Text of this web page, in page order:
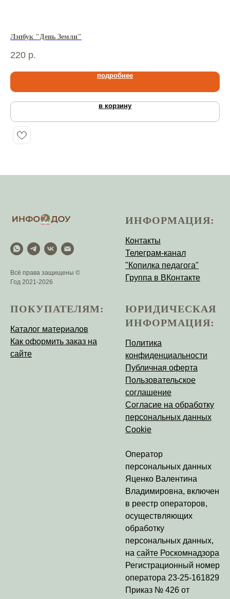
Лэпбук "День Земли"
220 р.
подробнее
в корзину
Всё права защищены ©
Год 2021-2026
ИНФОРМАЦИЯ:
Контакты
Телеграм-канал
"Копилка педагога"
Группа в ВКонтакте
ПОКУПАТЕЛЯМ:
Каталог материалов
Как оформить заказ на
сайте
ЮРИДИЧЕСКАЯ
ИНФОРМАЦИЯ:
Политика
конфиденциальности
Публичная оферта
Пользовательское
соглашение
Согласие на обработку
персональных данных
Cookie
Оператор
персональных данных
Яценко Валентина
Владимировна, включен
в реестр операторов,
осуществляющих
обработку
персональных данных,
на сайте Роскомнадзора
Регистрационный номер
оператора 23-25-161829
Приказ № 426 от